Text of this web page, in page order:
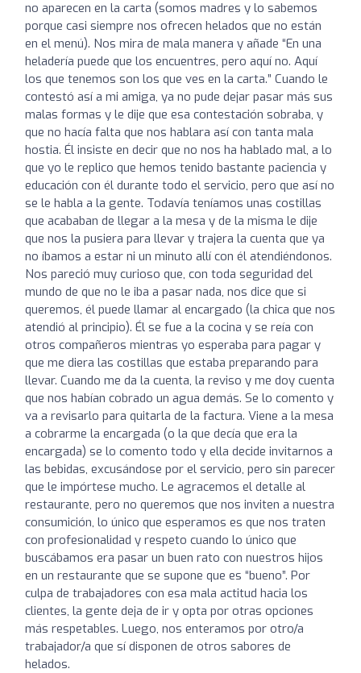
no aparecen en la carta (somos madres y lo sabemos
porque casi siempre nos ofrecen helados que no están
en el menú). Nos mira de mala manera y añade “En una
heladería puede que los encuentres, pero aquí no. Aquí
los que tenemos son los que ves en la carta.” Cuando le
contestó así a mi amiga, ya no pude dejar pasar más sus
malas formas y le dije que esa contestación sobraba, y
que no hacía falta que nos hablara así con tanta mala
hostia. Él insiste en decir que no nos ha hablado mal, a lo
que yo le replico que hemos tenido bastante paciencia y
educación con él durante todo el servicio, pero que así no
se le habla a la gente. Todavía teníamos unas costillas
que acababan de llegar a la mesa y de la misma le dije
que nos la pusiera para llevar y trajera la cuenta que ya
no íbamos a estar ni un minuto allí con él atendiéndonos.
Nos pareció muy curioso que, con toda seguridad del
mundo de que no le iba a pasar nada, nos dice que si
queremos, él puede llamar al encargado (la chica que nos
atendió al principio). Él se fue a la cocina y se reía con
otros compañeros mientras yo esperaba para pagar y
que me diera las costillas que estaba preparando para
llevar. Cuando me da la cuenta, la reviso y me doy cuenta
que nos habían cobrado un agua demás. Se lo comento y
va a revisarlo para quitarla de la factura. Viene a la mesa
a cobrarme la encargada (o la que decía que era la
encargada) se lo comento todo y ella decide invitarnos a
las bebidas, excusándose por el servicio, pero sin parecer
que le impórtese mucho. Le agracemos el detalle al
restaurante, pero no queremos que nos inviten a nuestra
consumición, lo único que esperamos es que nos traten
con profesionalidad y respeto cuando lo único que
buscábamos era pasar un buen rato con nuestros hijos
en un restaurante que se supone que es “bueno”. Por
culpa de trabajadores con esa mala actitud hacia los
clientes, la gente deja de ir y opta por otras opciones
más respetables. Luego, nos enteramos por otro/a
trabajador/a que sí disponen de otros sabores de
helados.